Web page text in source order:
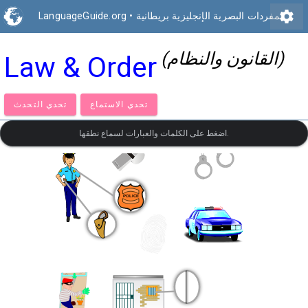
LanguageGuide.org • المفردات البصرية الإنجليزية بريطانيةsettings
Law & Order (القانون والنظام)
تحدي التحدث تحدي الاستماع
اضغط على الكلمات والعبارات لسماع نطقها.